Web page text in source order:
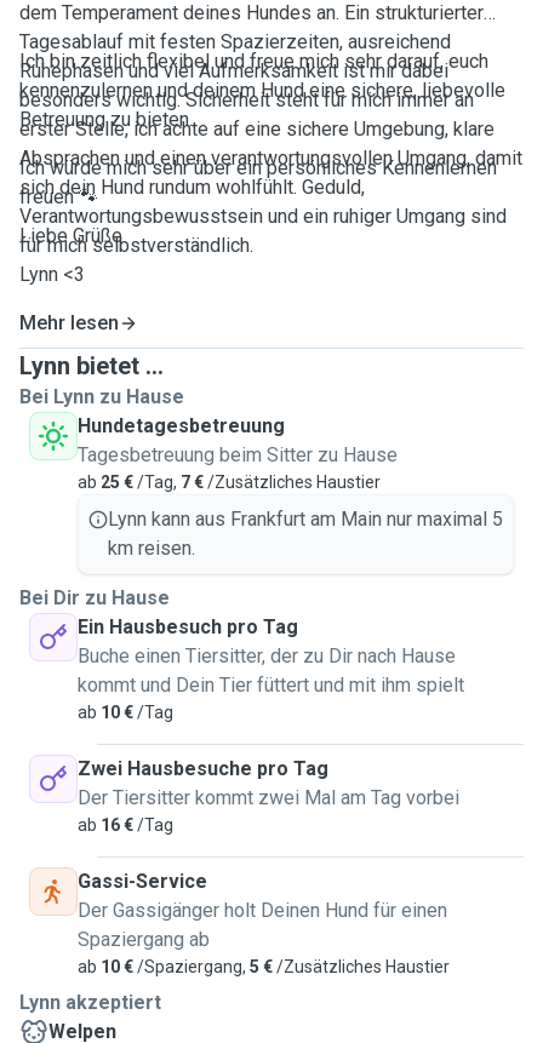
dem Temperament deines Hundes an. Ein strukturierter
Tagesablauf mit festen Spazierzeiten, ausreichend
Ruhephasen und viel Aufmerksamkeit ist mir dabei
besonders wichtig. Sicherheit steht für mich immer an
erster Stelle, ich achte auf eine sichere Umgebung, klare
Absprachen und einen verantwortungsvollen Umgang, damit
sich dein Hund rundum wohlfühlt. Geduld,
Verantwortungsbewusstsein und ein ruhiger Umgang sind
für mich selbstverständlich.
Ich bin zeitlich flexibel und freue mich sehr darauf, euch
kennenzulernen und deinem Hund eine sichere, liebevolle
Betreuung zu bieten.
Ich würde mich sehr über ein persönliches Kennenlernen
freuen 🐾
Liebe Grüße
Lynn <3
Mehr lesen
Lynn bietet ...
Bei Lynn zu Hause
Hundetagesbetreuung
Tagesbetreuung beim Sitter zu Hause
ab 25 €/Tag, 7 €/Zusätzliches Haustier
Lynn kann aus Frankfurt am Main nur maximal 5
km reisen.
Bei Dir zu Hause
Ein Hausbesuch pro Tag
Buche einen Tiersitter, der zu Dir nach Hause
kommt und Dein Tier füttert und mit ihm spielt
ab 10 €/Tag
Zwei Hausbesuche pro Tag
Der Tiersitter kommt zwei Mal am Tag vorbei
ab 16 €/Tag
Gassi-Service
Der Gassigänger holt Deinen Hund für einen
Spaziergang ab
ab 10 €/Spaziergang, 5 €/Zusätzliches Haustier
Lynn akzeptiert
Welpen